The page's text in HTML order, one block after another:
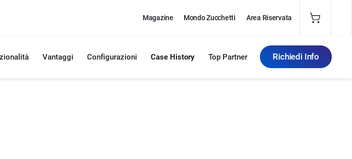
Magazine Mondo Zucchetti Area Riservata
Vantaggi Configurazioni Case History Top Partner Partner
Richiedi Info